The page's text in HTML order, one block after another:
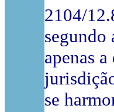
2104/
apenas
se